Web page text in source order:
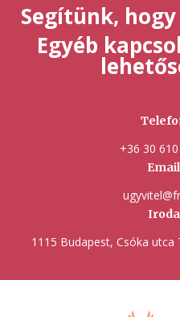
Segítünk,
Egyéb
+36 30
Email
Iroda
1115 Budapest, Csóka